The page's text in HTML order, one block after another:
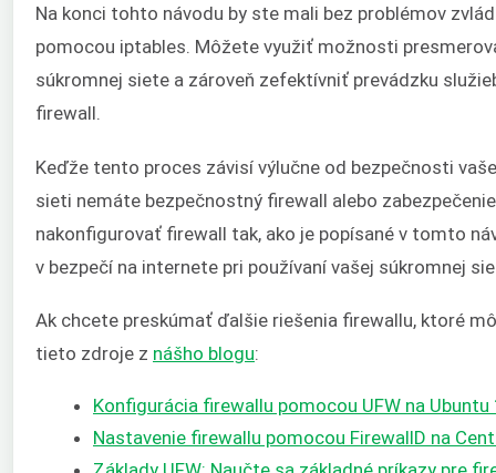
Na konci tohto návodu by ste mali bez problémov
pomocou iptables. Môžete využiť možnosti
súkromnej siete a zároveň zefektívniť prevádzku
firewall.
Keďže tento proces závisí výlučne od bezpečnosti
sieti nemáte bezpečnostný firewall alebo
nakonfigurovať firewall tak, ako je popísané v tomto
v bezpečí na internete pri používaní vašej súkromnej
Ak chcete preskúmať ďalšie riešenia firewallu, ktoré
tieto zdroje z nášho blogu:
Konfigurácia firewallu pomocou UFW na Ubuntu
Nastavenie firewallu pomocou FirewallD na